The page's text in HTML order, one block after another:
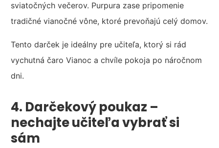
sviatočných večerov. Purpura zase pripomenie
tradičné vianočné vône, ktoré prevoňajú celý domov.
Tento darček je ideálny pre učiteľa, ktorý si rád
vychutná čaro Vianoc a chvíle pokoja po náročnom
dni.
4. Darčekový poukaz –
nechajte učiteľa vybrať si
sám